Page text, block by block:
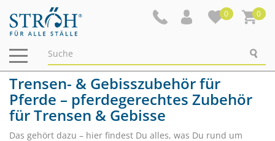
0 0
Navigation
ein-/ausblenden
Trensen- & Gebisszubehör für
Pferde – pferdegerechtes Zubehör
für Trensen & Gebisse
Das gehört dazu – hier findest Du alles, was Du rund um